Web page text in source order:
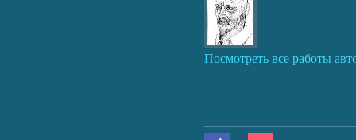
Посмотреть все работы